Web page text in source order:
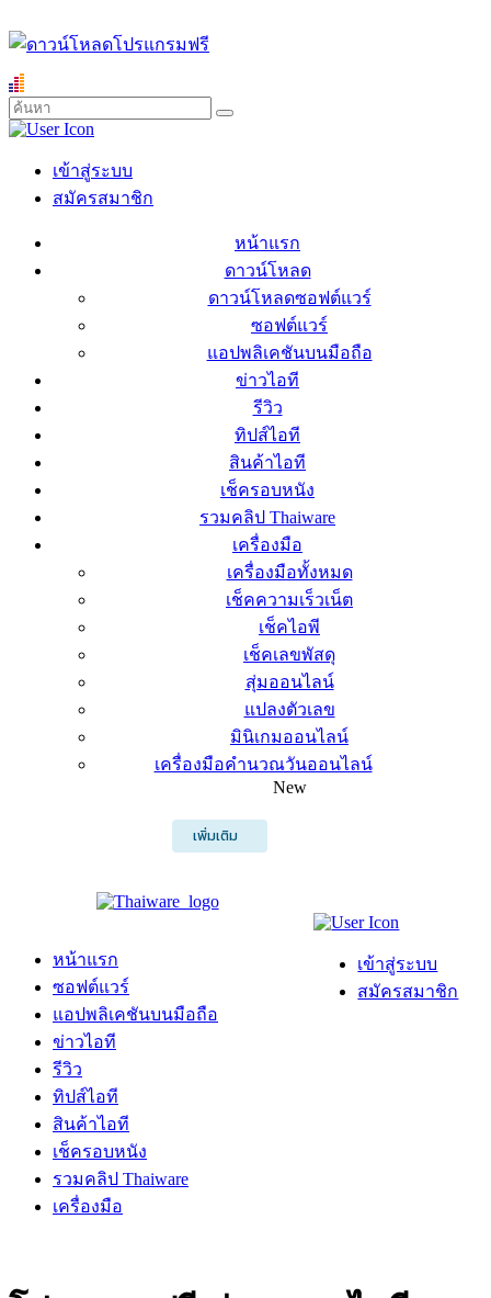
เข้าสู่ระบบ
สมัครสมาชิก
หน้าแรก
ดาวน์โหลด
ดาวน์โหลดซอฟต์แวร์
ซอฟต์แวร์
แอปพลิเคชันบนมือถือ
ข่าวไอที
รีวิว
ทิปส์ไอที
สินค้าไอที
เช็ครอบหนัง
รวมคลิป Thaiware
เครื่องมือ
เครื่องมือทั้งหมด
เช็คความเร็วเน็ต
เช็คไอพี
เช็คเลขพัสดุ
สุ่มออนไลน์
แปลงตัวเลข
มินิเกมออนไลน์
เครื่องมือคำนวณวันออนไลน์
New
เพิ่มเติม
เข้าสู่ระบบ
สมัครสมาชิก
หน้าแรก
ซอฟต์แวร์
แอปพลิเคชันบนมือถือ
ข่าวไอที
รีวิว
ทิปส์ไอที
สินค้าไอที
เช็ครอบหนัง
รวมคลิป Thaiware
เครื่องมือ